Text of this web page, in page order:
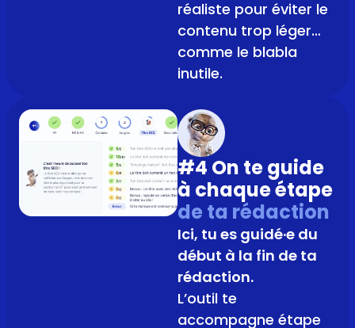
réaliste pour éviter le
contenu trop léger…
comme le blabla
inutile.
#4 On te guide
à chaque étape
de ta rédaction
Ici, tu es guidé·e du
début à la fin de ta
rédaction.
L’outil te
accompagne étape